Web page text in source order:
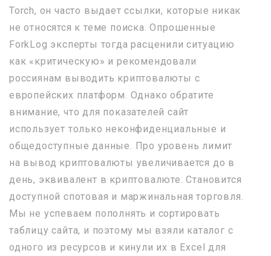
Torch, он часто выдает ссылки, которые никак
не относятся к теме поиска. Опрошенные
ForkLog эксперты тогда расценили ситуацию
как «критическую» и рекомендовали
россиянам выводить криптовалюты с
европейских платформ. Однако обратите
внимание, что для показателей сайт
использует только неконфиденциальные и
общедоступные данные. Про уровень лимит
на вывод криптовалюты увеличивается до в
день, эквивалент в криптовалюте. Становится
доступной спотовая и маржинальная торговля.
Мы не успеваем пополнять и сортировать
таблицу сайта, и поэтому мы взяли каталог с
одного из ресурсов и кинули их в Excel для